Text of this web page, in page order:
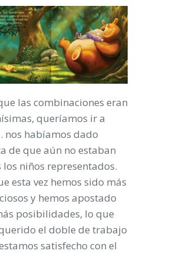
las combinaciones eran
queríamos ir a
nos habíamos dado
de que aún no estaban
los niños representados.
esta vez hemos sido más
y hemos apostado
posibilidades, lo que
el doble de trabajo
satisfecho con el